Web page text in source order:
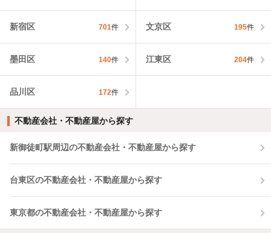
新宿区 701件 文京区 195件
墨田区 140件 江東区 204件
品川区 172件
不動産会社・不動産屋から探す
新御徒町駅周辺の不動産会社・不動産屋から探す
台東区の不動産会社・不動産屋から探す
東京都の不動産会社・不動産屋から探す